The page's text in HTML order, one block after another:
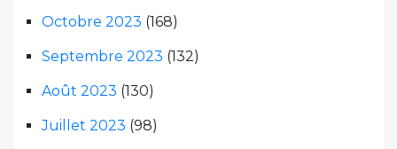
Octobre 2023 (168)
Septembre 2023 (132)
Août 2023 (130)
Juillet 2023 (98)